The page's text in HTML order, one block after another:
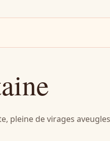
pleine de virages